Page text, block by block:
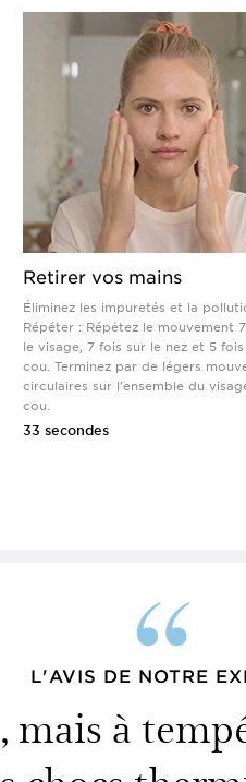
Retirer vos mains
Éliminez les impuretés et la
Répéter : Répétez le mouvement
le visage, 7 fois sur le nez et 5
cou. Terminez par de légers
circulaires sur l'ensemble du
cou.
33 secondes
L'AVIS DE NOTRE
mais à